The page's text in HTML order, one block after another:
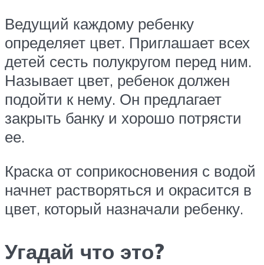
Ведущий каждому ребенку
определяет цвет. Приглашает всех
детей сесть полукругом перед ним.
Называет цвет, ребенок должен
подойти к нему. Он предлагает
закрыть банку и хорошо потрясти
ее.
Краска от соприкосновения с водой
начнет растворяться и окрасится в
цвет, который назначали ребенку.
Угадай что это?